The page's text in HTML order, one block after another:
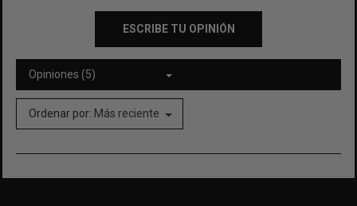
ESCRIBE TU OPINIÓN
Opiniones (5)
Ordenar por: Más reciente